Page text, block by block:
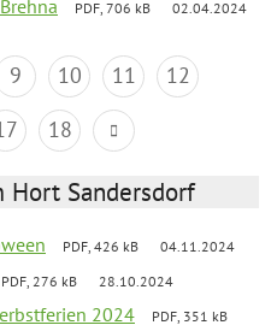
PDF, 706 kB 02.04.2024
9 10 11
12
18
Hort Sandersdorf
PDF, 426 kB 04.11.2024
PDF, 276 kB 28.10.2024
2024
PDF, 351 kB